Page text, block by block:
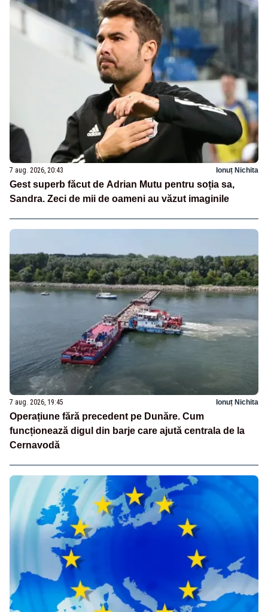
7 aug. 2026, 20:43 Ionuț Nichita
Gest superb făcut de Adrian Mutu pentru soția sa,
Sandra. Zeci de mii de oameni au văzut imaginile
7 aug. 2026, 19:45 Ionuț Nichita
Operațiune fără precedent pe Dunăre. Cum
funcționează digul din barje care ajută centrala de la
Cernavodă